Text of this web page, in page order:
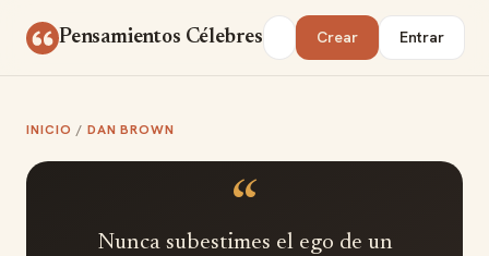
Pensamientos Célebres Buscar Crear Entrar
INICIO / DAN BROWN
“
Nunca subestimes el ego de un